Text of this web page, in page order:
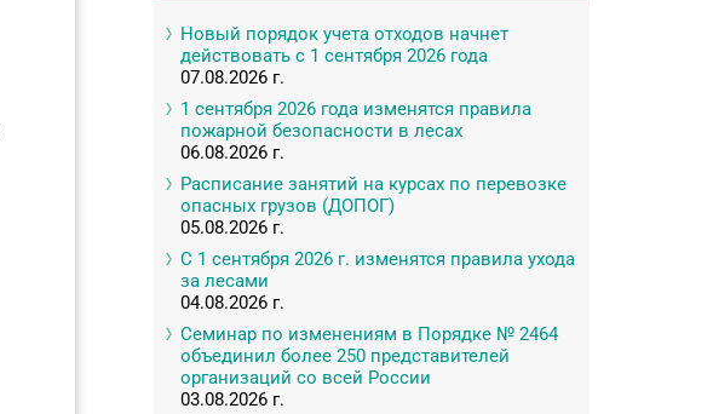
Новый порядок учета отходов начнет
действовать с 1 сентября 2026 года
07.08.2026 г.
1 сентября 2026 года изменятся правила
пожарной безопасности в лесах
06.08.2026 г.
Расписание занятий на курсах по перевозке
опасных грузов (ДОПОГ)
05.08.2026 г.
С 1 сентября 2026 г. изменятся правила ухода
за лесами
04.08.2026 г.
Семинар по изменениям в Порядке № 2464
объединил более 250 представителей
организаций со всей России
03.08.2026 г.